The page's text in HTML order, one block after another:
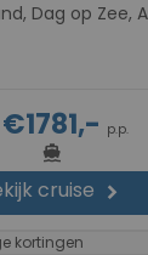
Dag op Zee,
€1781,- p.p.
directions_boat
cruise chevron_right
kortingen